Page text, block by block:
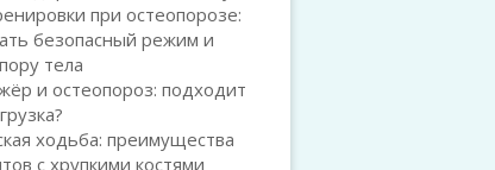
при остеопорозе:
безопасный режим и
тела
и остеопороз: подходит
ходьба: преимущества
с хрупкими костями